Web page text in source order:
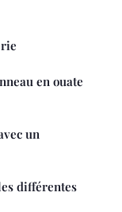
en ouate
un
différentes